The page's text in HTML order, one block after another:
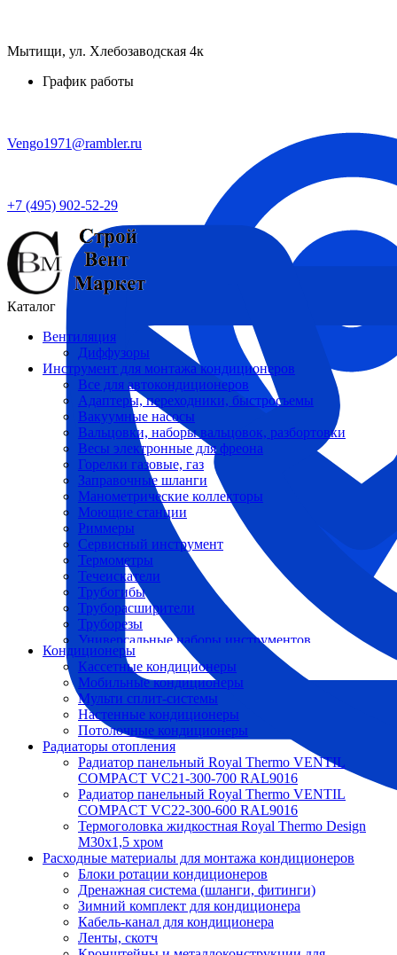
Мытищи, ул. Хлебозаводская 4к
График работы
Vengo1971@rambler.ru
+7 (495) 902-52-29
Каталог
Вентиляция
Диффузоры
Инструмент для монтажа кондиционеров
Все для автокондиционеров
Адаптеры, переходники, быстросъемы
Вакуумные насосы
Вальцовки, наборы вальцовок, разбортовки
Весы электронные для фреона
Горелки газовые, газ
Заправочные шланги
Манометрические коллекторы
Моющие станции
Риммеры
Сервисный инструмент
Термометры
Течеискатели
Трубогибы
Труборасширители
Труборезы
Универсальные наборы инструментов
Кондиционеры
Кассетные кондиционеры
Мобильные кондиционеры
Мульти сплит-системы
Настенные кондиционеры
Потолочные кондиционеры
Радиаторы отопления
Радиатор панельный Royal Thermo VENTIL
COMPACT VC21-300-700 RAL9016
Радиатор панельный Royal Thermo VENTIL
COMPACT VC22-300-600 RAL9016
Термоголовка жидкостная Royal Thermo Design
M30х1,5 хром
Расходные материалы для монтажа кондиционеров
Блоки ротации кондиционеров
Дренажная система (шланги, фитинги)
Зимний комплект для кондиционера
Кабель-канал для кондиционера
Ленты, скотч